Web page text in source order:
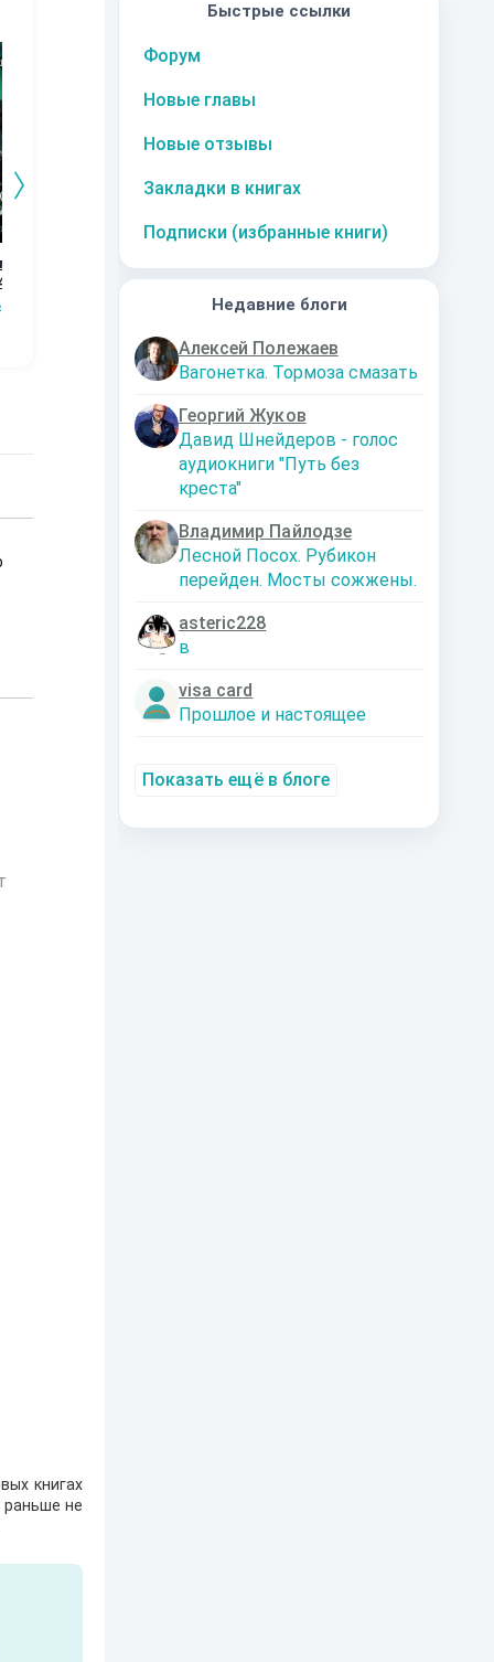
Быстрые ссылки
Форум
Новые главы
Новые отзывы
Закладки в книгах
Подписки (избранные книги)
Недавние блоги
Алексей Полежаев
Вагонетка. Тормоза смазать
Георгий Жуков
Давид Шнейдеров - голос
аудиокниги "Путь без
креста"
Владимир Пайлодзе
Лесной Посох. Рубикон
перейден. Мосты сожжены.
asteric228
в
visa card
Прошлое и настоящее
Показать ещё в блоге
Дорога к магии.
Пограничья.
Первые шаги.
Сергей Мясищев
Возвращение
книгах
раньше не